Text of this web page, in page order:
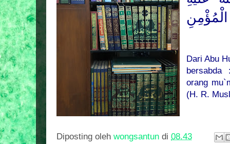
Dari Abu
bersabda
orang
(H. R.
Diposting oleh wongsantun di 08.43